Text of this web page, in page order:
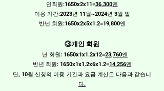
연회원:1650x2x11=36,300엔
이용 기간:2023년 11월~2024년 3월 말
​반년 회원:1650x2x5x1.2=19,800엔
③개인 회원
년 회원: 1650x1x1.2x12=23,760엔
​반년 회원: 1650x1x1.2x6x1.2=14,256엔
단, 10월 신청의 이용 기간과 요금 계산은 다음과 같습니
다.